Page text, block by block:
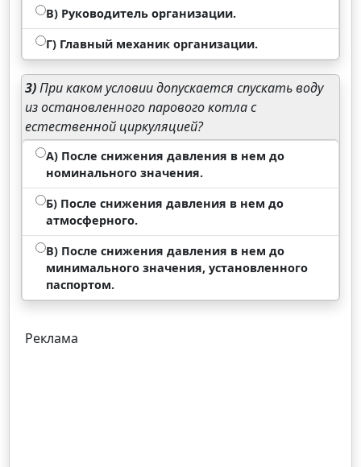
В) Руководитель организации.
Г) Главный механик организации.
3)При каком условии допускается спускать воду
из остановленного парового котла с
естественной циркуляцией?
А) После снижения давления в нем до
номинального значения.
Б) После снижения давления в нем до
атмосферного.
В) После снижения давления в нем до
минимального значения, установленного
паспортом.
Реклама